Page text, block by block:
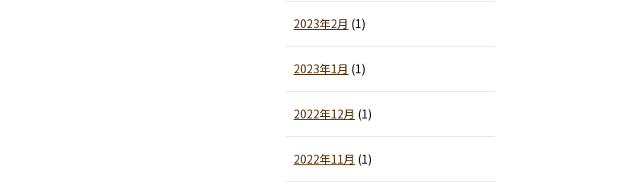
2023年2月 (1)
2023年1月 (1)
2022年12月 (1)
2022年11月 (1)